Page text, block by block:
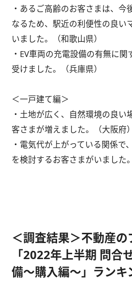
・あるご高齢のお客さまは、今
なるため、駅近の利便性の良い
いました。（和歌山県）
・EV車両の充電設備の有無に
受けました。（兵庫県）
＜一戸建て編＞
・土地が広く、自然環境の良い
客さまが増えました。（大阪府）
・電気代が上がっている関係で
を検討するお客さまがいました
＜調査結果＞不動産の
「2022年上半期 問合
備～購入編～」ランキ